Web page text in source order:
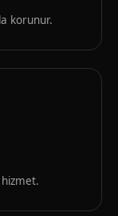
korunur.
hizmet.